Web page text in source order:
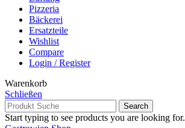
Pizzeria
Bäckerei
Ersatzteile
Wishlist
Compare
Login / Register
Warenkorb
Schließen
Search
Start typing to see products you are looking for.